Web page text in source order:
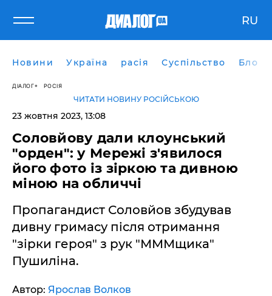
RU
Новини Україна расія Суспільство Блоги
ДІАЛОГ РОСІЯ
ЧИТАТИ НОВИНУ РОСІЙСЬКОЮ
23 жовтня 2023, 13:08
Соловйову дали клоунський
"орден": у Мережі з'явилося
його фото із зіркою та дивною
міною на обличчі
Пропагандист Соловйов збудував
дивну гримасу після отримання
"зірки героя" з рук "МММщика"
Пушиліна.
Автор: Ярослав Волков